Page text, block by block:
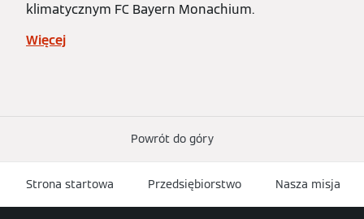
klimatycznym FC Bayern Monachium.
Więcej
Powrót do góry
Strona startowa Przedsiębiorstwo Nasza misja